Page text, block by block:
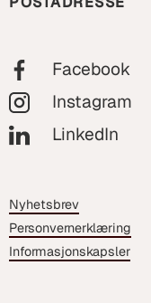
Facebook
Instagram
LinkedIn
Nyhetsbrev
Personvernerklæring
Informasjonskapsler